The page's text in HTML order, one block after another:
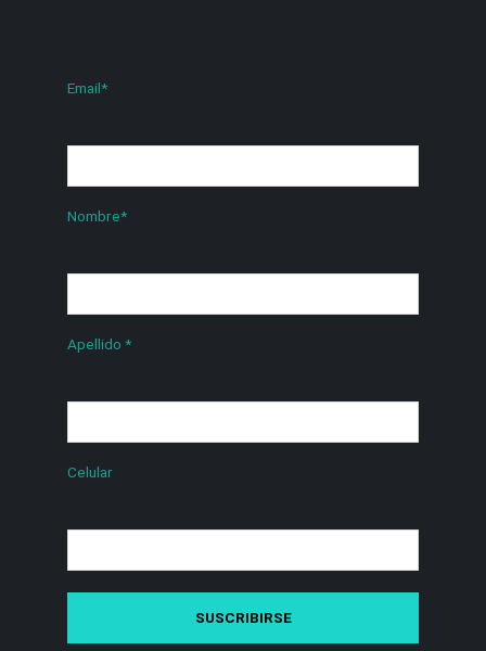
Email*
Nombre*
Apellido*
Celular